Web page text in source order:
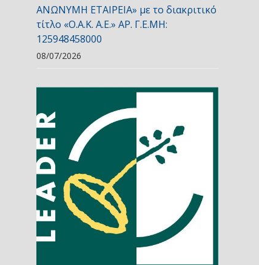
ΑΝΩΝΥΜΗ ΕΤΑΙΡΕΙΑ» με το διακριτικό
τίτλο «Ο.Α.Κ. Α.Ε.» ΑΡ. Γ.Ε.ΜΗ:
125948458000
08/07/2026